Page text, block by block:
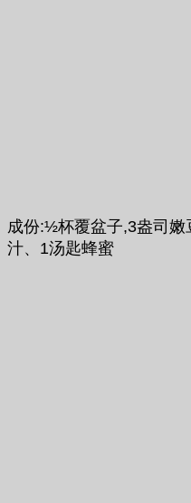
成份:½杯覆盆子,3盎司嫩
汁、1汤匙蜂蜜